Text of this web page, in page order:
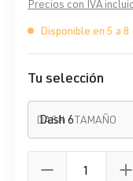
Precios con IVA
Disponible en 5 a 8
Tu selección
DASH - TAMAÑO